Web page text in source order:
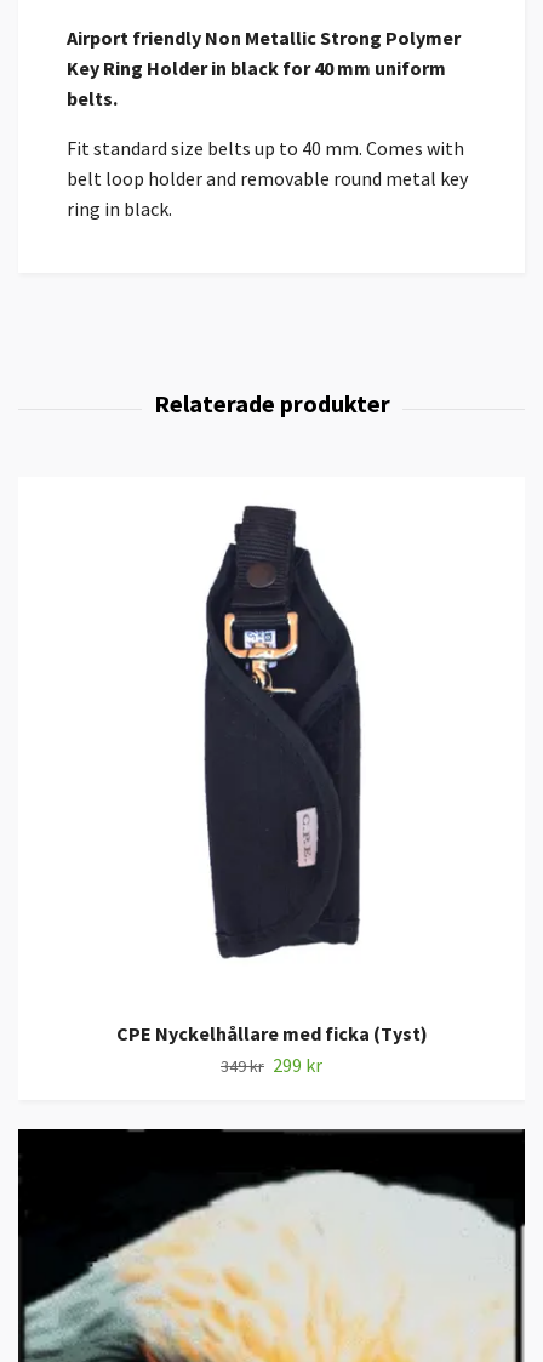
Airport friendly Non Metallic Strong Polymer
Key Ring Holder in black for 40 mm uniform
belts.
Fit standard size belts up to 40 mm. Comes with
belt loop holder and removable round metal key
ring in black.
CPE Nyckelhållare med ficka (Tyst)
349 kr 299 kr